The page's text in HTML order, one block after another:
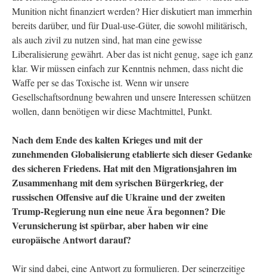
Munition nicht finanziert werden? Hier diskutiert man immerhin
bereits darüber, und für Dual-use-Güter, die sowohl militärisch,
als auch zivil zu nutzen sind, hat man eine gewisse
Liberalisierung gewährt. Aber das ist nicht genug, sage ich ganz
klar. Wir müssen einfach zur Kenntnis nehmen, dass nicht die
Waffe per se das Toxische ist. Wenn wir unsere
Gesellschaftsordnung bewahren und unsere Interessen schützen
wollen, dann benötigen wir diese Machtmittel, Punkt.
Nach dem Ende des kalten Krieges und mit der
zunehmenden Globalisierung etablierte sich dieser Gedanke
des sicheren Friedens. Hat mit den Migrationsjahren im
Zusammenhang mit dem syrischen Bürgerkrieg, der
russischen Offensive auf die Ukraine und der zweiten
Trump-Regierung nun eine neue Ära begonnen? Die
Verunsicherung ist spürbar, aber haben wir eine
europäische Antwort darauf?
Wir sind dabei, eine Antwort zu formulieren. Der seinerzeitige